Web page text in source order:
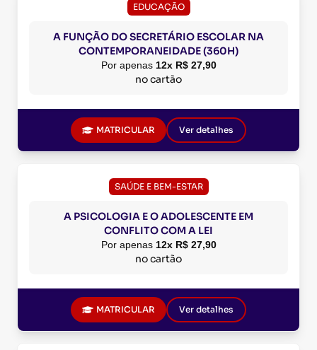
EDUCAÇÃO
A FUNÇÃO DO SECRETÁRIO ESCOLAR NA
CONTEMPORANEIDADE (360H)
Por apenas 12x R$ 27,90
no cartão
MATRICULAR Ver detalhes
SAÚDE E BEM-ESTAR
A PSICOLOGIA E O ADOLESCENTE EM
CONFLITO COM A LEI
Por apenas 12x R$ 27,90
no cartão
MATRICULAR Ver detalhes